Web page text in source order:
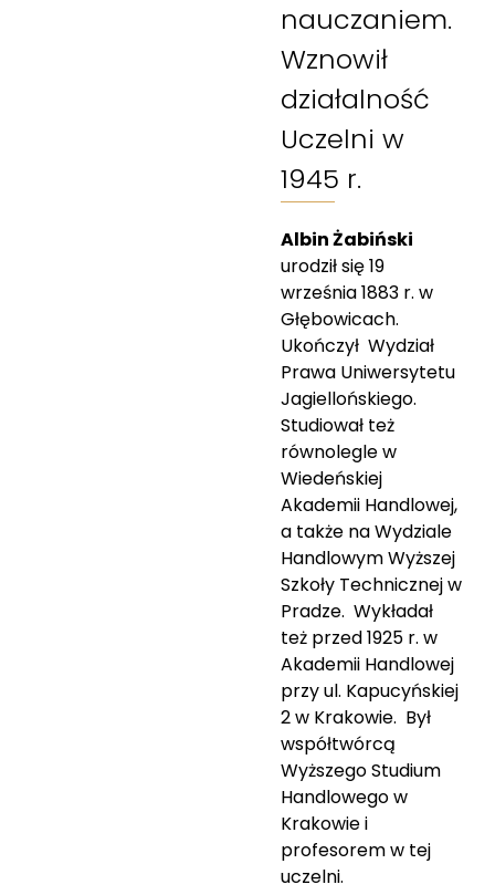
nauczaniem.
Wznowił
działalność
Uczelni w
1945 r.
Albin Żabiński
urodził się 19
września 1883 r. w
Głębowicach.
Ukończył Wydział
Prawa Uniwersytetu
Jagiellońskiego.
Studiował też
równolegle w
Wiedeńskiej
Akademii Handlowej,
a także na Wydziale
Handlowym Wyższej
Szkoły Technicznej w
Pradze. Wykładał
też przed 1925 r. w
Akademii Handlowej
przy ul. Kapucyńskiej
2 w Krakowie. Był
współtwórcą
Wyższego Studium
Handlowego w
Krakowie i
profesorem w tej
uczelni.